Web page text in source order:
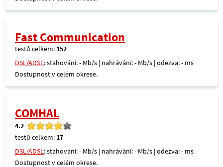
Fast Communication
testů celkem: 152
DSL/ADSL: stahování: - Mb/s | nahrávání: - Mb/s | odezva: - ms
Dostupnost v celém okrese.
COMHAL
4.2
testů celkem: 17
DSL/ADSL: stahování: - Mb/s | nahrávání: - Mb/s | odezva: - ms
Dostupnost v celém okrese.